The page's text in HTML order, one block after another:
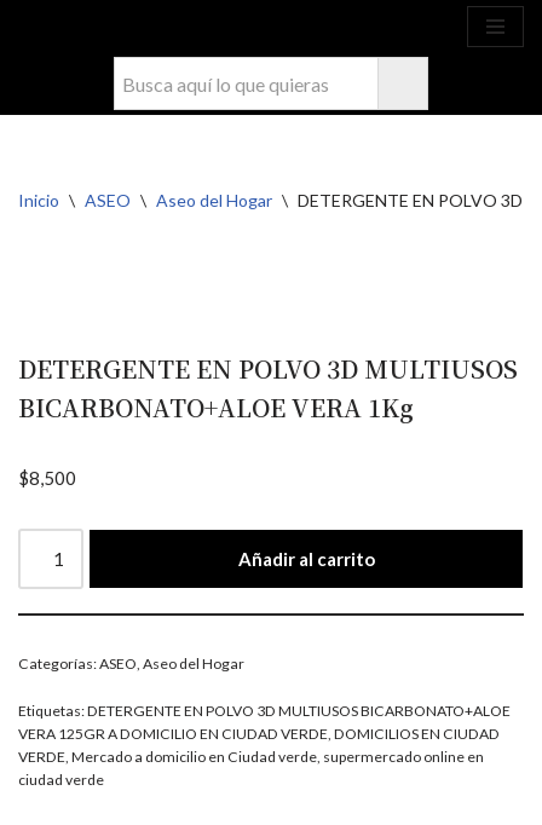
Inicio \ ASEO \ Aseo del Hogar \ DETERGENTE EN POLVO 3D
DETERGENTE EN POLVO 3D MULTIUSOS
BICARBONATO+ALOE VERA 1Kg
$8,500
Añadir al carrito
Categorías:ASEO, Aseo del Hogar
Etiquetas:DETERGENTE EN POLVO 3D MULTIUSOS BICARBONATO+ALOE
VERA 125GR A DOMICILIO EN CIUDAD VERDE, DOMICILIOS EN CIUDAD
VERDE, Mercado a domicilio en Ciudad verde, supermercado online en
ciudad verde
WhatsApp en Soacha
COMPRAR